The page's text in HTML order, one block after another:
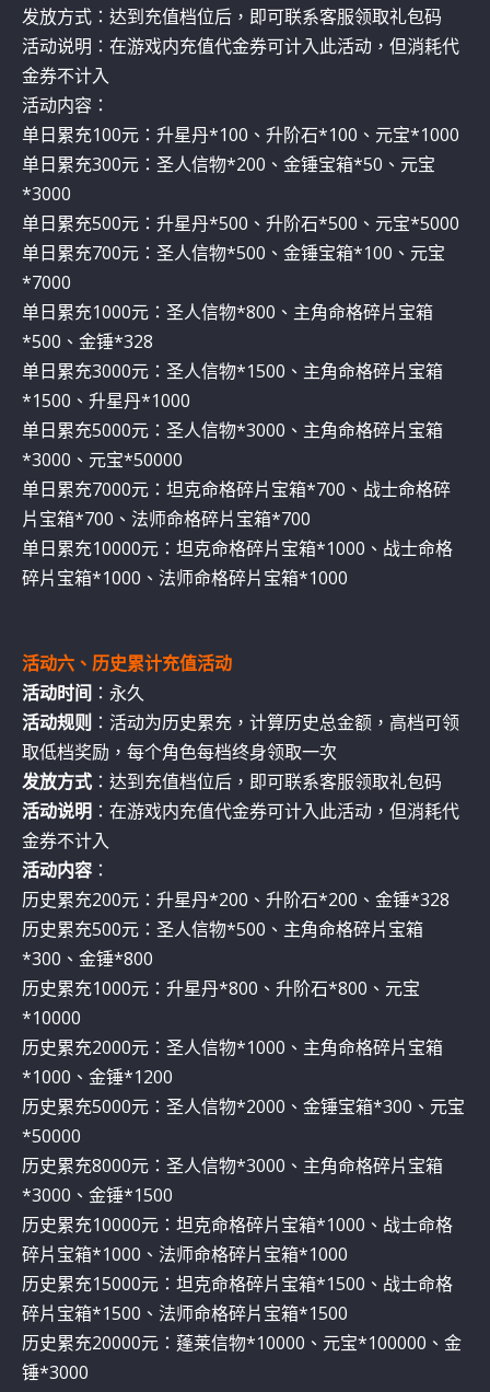
发放方式：达到充值档位后，即可联系客服领取礼包码
活动说明：在游戏内充值代金券可计入此活动，但消耗代
金券不计入
活动内容：
单日累充100元：升星丹*100、升阶石*100、元宝*1000
单日累充300元：圣人信物*200、金锤宝箱*50、元宝
*3000
单日累充500元：升星丹*500、升阶石*500、元宝*5000
单日累充700元：圣人信物*500、金锤宝箱*100、元宝
*7000
单日累充1000元：圣人信物*800、主角命格碎片宝箱
*500、金锤*328
单日累充3000元：圣人信物*1500、主角命格碎片宝箱
*1500、升星丹*1000
单日累充5000元：圣人信物*3000、主角命格碎片宝箱
*3000、元宝*50000
单日累充7000元：坦克命格碎片宝箱*700、战士命格碎
片宝箱*700、法师命格碎片宝箱*700
单日累充10000元：坦克命格碎片宝箱*1000、战士命格
碎片宝箱*1000、法师命格碎片宝箱*1000
活动六、历史累计充值活动
活动时间 ：永久
活动规则 ：活动为历史累充，计算历史总金额，高档可领
取低档奖励，每个角色每档终身领取一次
发放方式 ：达到充值档位后，即可联系客服领取礼包码
活动说明 ：在游戏内充值代金券可计入此活动，但消耗代
金券不计入
活动内容 ：
历史累充200元：升星丹*200、升阶石*200、金锤*328
历史累充500元：圣人信物*500、主角命格碎片宝箱
*300、金锤*800
历史累充1000元：升星丹*800、升阶石*800、元宝
*10000
历史累充2000元：圣人信物*1000、主角命格碎片宝箱
*1000、金锤*1200
历史累充5000元：圣人信物*2000、金锤宝箱*300、元宝
*50000
历史累充8000元：圣人信物*3000、主角命格碎片宝箱
*3000、金锤*1500
历史累充10000元：坦克命格碎片宝箱*1000、战士命格
碎片宝箱*1000、法师命格碎片宝箱*1000
历史累充15000元：坦克命格碎片宝箱*1500、战士命格
碎片宝箱*1500、法师命格碎片宝箱*1500
历史累充20000元：蓬莱信物*10000、元宝*100000、金
锤*3000